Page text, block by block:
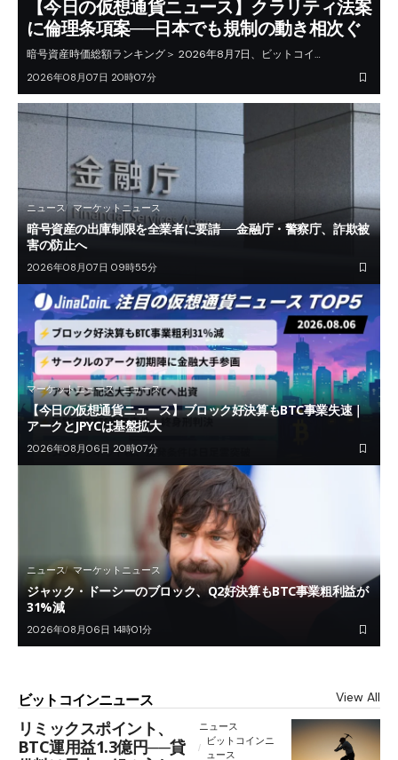
【今日の仮想通貨ニュース】クラリティ法案
に倫理条項案──日本でも規制の動き相次ぐ
暗号資産時価総額ランキング＞ 2026年8月7日、ビットコイ…
2026年08月07日 20時07分
ニュース マーケットニュース
暗号資産の出庫制限を全業者に要請──金融庁・警察庁、詐欺被
害の防止へ
2026年08月07日 09時55分
マーケットニュース ニュース
【今日の仮想通貨ニュース】ブロック好決算もBTC事業失速｜
アークとJPYCは基盤拡大
2026年08月06日 20時07分
ニュース マーケットニュース
ジャック・ドーシーのブロック、Q2好決算もBTC事業粗利益が
31%減
2026年08月06日 14時01分
ビットコインニュース View All
リミックスポイント、
BTC運用益1.3億円──貸
ニュース
ビットコインニ
ュース